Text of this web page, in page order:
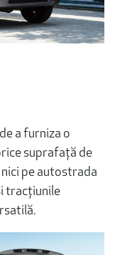
a furniza o
suprafață de
pe autostrada
tracțiunile